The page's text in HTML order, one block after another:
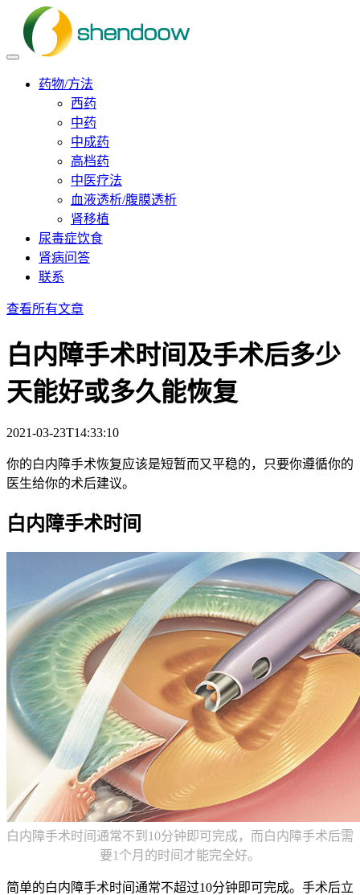
药物/方法
西药
中药
中成药
高档药
中医疗法
血液透析/腹膜透析
肾移植
尿毒症饮食
肾病问答
联系
查看所有文章
白内障手术时间及手术后多少
天能好或多久能恢复
2021-03-23T14:33:10
你的白内障手术恢复应该是短暂而又平稳的，只要你遵循你的
医生给你的术后建议。
白内障手术时间
白内障手术时间通常不到10分钟即可完成，而白内障手术后需
要1个月的时间才能完全好。
简单的白内障手术时间通常不超过10分钟即可完成。手术后立